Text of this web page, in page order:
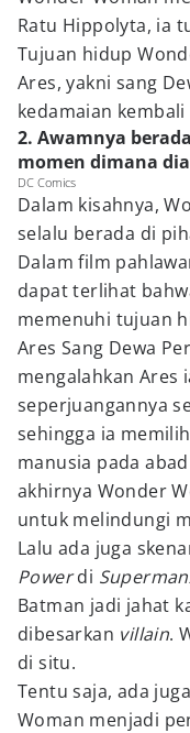
Ratu Hippolyta, ia
Tujuan hidup
Ares, yakni sang
kedamaian
2. Awamnya
momen dimana
DC Comics
Dalam kisahnya,
selalu berada di
Dalam film
dapat terlihat
memenuhi tujuan
Ares Sang Dewa
mengalahkan Ares
seperjuangannya
sehingga ia
manusia pada
akhirnya Wonder
untuk melindungi
Lalu ada juga
Powerdi
Batman jadi jahat
dibesarkan villain.
di situ.
Tentu saja, ada
Woman menjadi